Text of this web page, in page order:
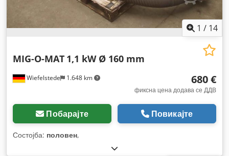
1 / 14
Wiefelstede 1.648 km
MIG-O-MAT 1,1 kW Ø 160 mm
680 €
фиксна цена додава се ДДВ
Побарајте Повикајте
Состојба: половен,